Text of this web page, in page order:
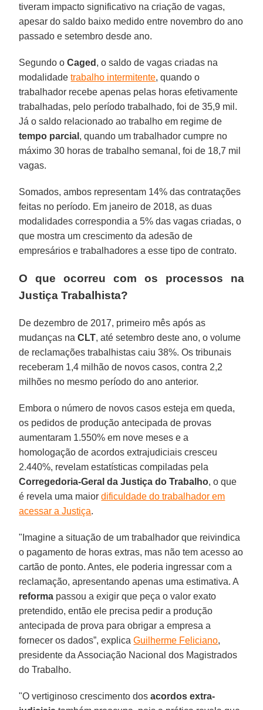
tiveram impacto significativo na criação de vagas,
apesar do saldo baixo medido entre novembro do ano
passado e setembro desde ano.
Segundo oCaged , o saldo de vagas criadas na
modalidadetrabalho intermitente, quando o
trabalhador recebe apenas pelas horas efetivamente
trabalhadas, pelo período trabalhado, foi de 35,9 mil.
Já o saldo relacionado ao trabalho em regime de
tempo parcial , quando um trabalhador cumpre no
máximo 30 horas de trabalho semanal, foi de 18,7 mil
vagas.
Somados, ambos representam 14% das contratações
feitas no período. Em janeiro de 2018, as duas
modalidades correspondia a 5% das vagas criadas, o
que mostra um crescimento da adesão de
empresários e trabalhadores a esse tipo de contrato.
O que ocorreu com os processos na
Justiça Trabalhista?
De dezembro de 2017, primeiro mês após as
mudanças naCLT, até setembro deste ano, o volume
de reclamações trabalhistas caiu 38%. Os tribunais
receberam 1,4 milhão de novos casos, contra 2,2
milhões no mesmo período do ano anterior.
Embora o número de novos casos esteja em queda,
os pedidos de produção antecipada de provas
aumentaram 1.550% em nove meses e a
homologação de acordos extrajudiciais cresceu
2.440%, revelam estatísticas compiladas pela
Corregedoria-Geral da Justiça do Trabalho, o que
é revela uma maiordificuldade do trabalhador em
acessar a Justiça.
"Imagine a situação de um trabalhador que reivindica
o pagamento de horas extras, mas não tem acesso ao
cartão de ponto. Antes, ele poderia ingressar com a
reclamação, apresentando apenas uma estimativa. A
reforma passou a exigir que peça o valor exato
pretendido, então ele precisa pedir a produção
antecipada de prova para obrigar a empresa a
fornecer os dados”, explicaGuilherme Feliciano,
presidente da Associação Nacional dos Magistrados
do Trabalho.
"O vertiginoso crescimento dosacordos extra-